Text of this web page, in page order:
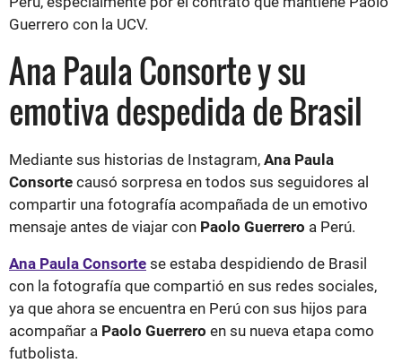
Guerrero con la UCV.
Ana Paula Consorte y su
emotiva despedida de Brasil
Mediante sus historias de Instagram, Ana Paula
Consorte causó sorpresa en todos sus seguidores al
compartir una fotografía acompañada de un emotivo
mensaje antes de viajar con Paolo Guerrero a Perú.
Ana Paula Consorte se estaba despidiendo de Brasil
con la fotografía que compartió en sus redes sociales,
ya que ahora se encuentra en Perú con sus hijos para
acompañar a Paolo Guerrero en su nueva etapa como
futbolista.